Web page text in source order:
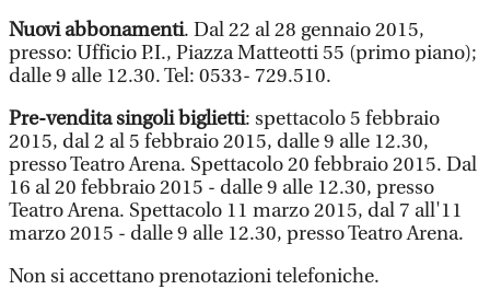
Nuovi abbonamenti. Dal 22 al 28 gennaio 2015,
presso: Ufficio P.I., Piazza Matteotti 55 (primo piano);
dalle 9 alle 12.30. Tel: 0533- 729.510.
Pre-vendita singoli biglietti: spettacolo 5 febbraio
2015, dal 2 al 5 febbraio 2015, dalle 9 alle 12.30,
presso Teatro Arena. Spettacolo 20 febbraio 2015. Dal
16 al 20 febbraio 2015 - dalle 9 alle 12.30, presso
Teatro Arena. Spettacolo 11 marzo 2015, dal 7 all'11
marzo 2015 - dalle 9 alle 12.30, presso Teatro Arena.
Non si accettano prenotazioni telefoniche.